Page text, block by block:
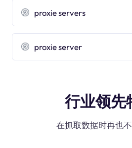
proxie servers
proxie server
行业领先
在抓取数据时再也